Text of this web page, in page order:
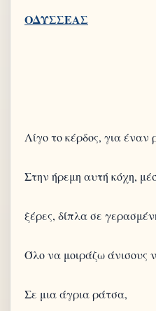
Λίγο το κέρδος, για έναν
Στην ήρεμη αυτή κόχη,
ξέρες, δίπλα σε
Όλο να μοιράζω άνισους
Σε μια άγρια ράτσα,